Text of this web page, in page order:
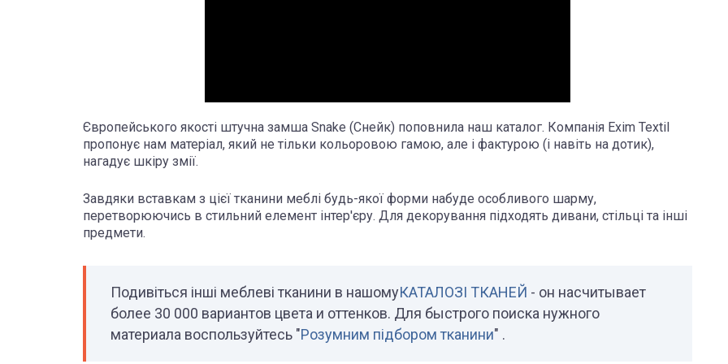
Європейського якості штучна замша Snake (Снейк) поповнила наш каталог. Компанія Exim Textil
пропонує нам матеріал, який не тільки кольоровою гамою, але і фактурою (і навіть на дотик),
нагадує шкіру змії.
Завдяки вставкам з цієї тканини меблі будь-якої форми набуде особливого шарму,
перетворюючись в стильний елемент інтер'єру. Для декорування підходять дивани, стільці та інші
предмети.
Подивіться інші меблеві тканини в нашомуКАТАЛОЗІ ТКАНЕЙ - он насчитывает
более 30 000 вариантов цвета и оттенков. Для быстрого поиска нужного
материала воспользуйтесь "Розумним підбором тканини" .